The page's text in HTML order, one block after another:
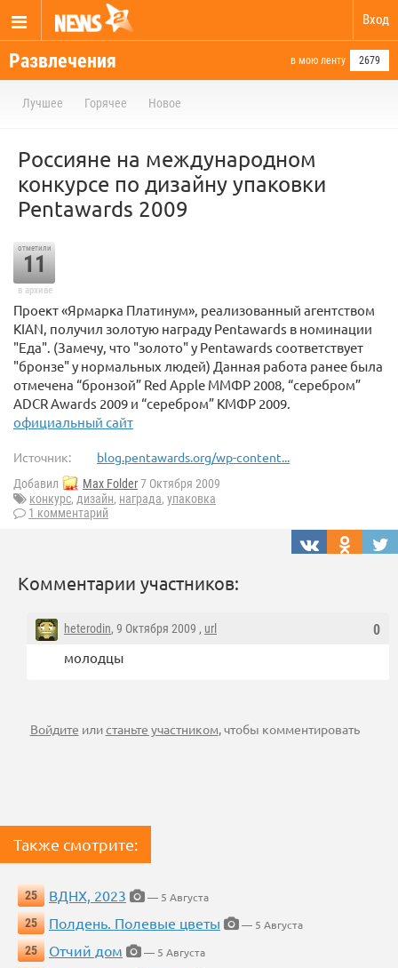
Вход
Развлечения в мою ленту 2679
Лучшее Горячее Новое
Россияне на международном
конкурсе по дизайну упаковки
Pentawards 2009
отметили
11
в архиве
Проект «Ярмарка Платинум», реализованный агентством
KIAN, получил золотую награду Pentawards в номинации
"Еда". (Замечу, что "золото" у Pentawards соответствует
"бронзе" у нормальных людей) Данная работа ранее была
отмечена “бронзой” Red Apple ММФР 2008, “серебром”
ADCR Awards 2009 и “серебром” КМФР 2009.
официальный сайт
Источник: blog.pentawards.org/wp-content...
Добавил Max Folder7 Октября 2009
конкурс, дизайн, награда, упаковка
1 комментарий
Комментарии участников:
0
heterodin, 9 Октября 2009 , url
молодцы
Войдите илистаньте участником, чтобы комментировать
Также смотрите:
25 ВДНХ, 2023
— 5 Августа
25
Полдень. Полевые цветы
— 5 Августа
25
Отчий дом
— 5 Августа